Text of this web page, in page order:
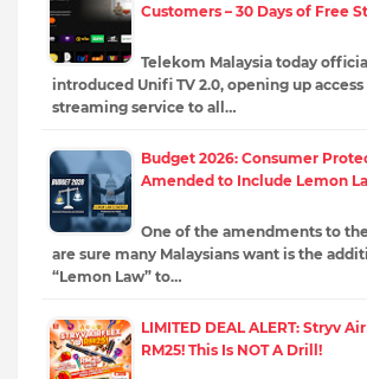
Customers – 30 Days of Free
Telekom Malaysia today
introduced Unifi TV 2.0, opening up
streaming service to all…
Budget 2026: Consumer
Amended to Include Lemon
One of the amendments to
are sure many Malaysians want is the
“Lemon Law” to…
LIMITED DEAL ALERT: Stryv
RM25! This Is NOT A Drill!